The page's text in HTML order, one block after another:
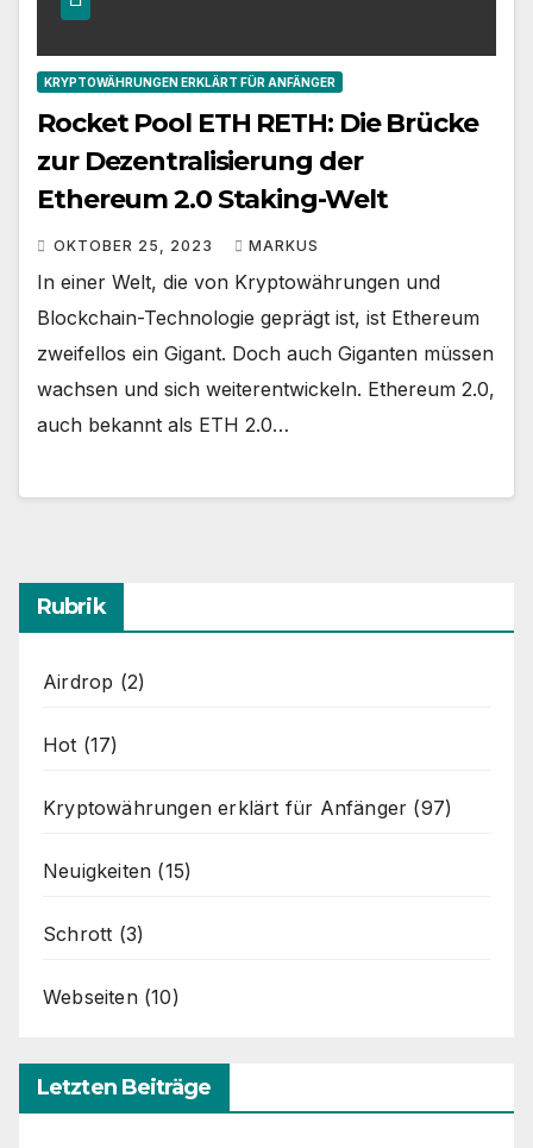
KRYPTOWÄHRUNGEN ERKLÄRT FÜR ANFÄNGER
Rocket Pool ETH RETH: Die Brücke
zur Dezentralisierung der
Ethereum 2.0 Staking-Welt
OKTOBER 25, 2023 MARKUS
In einer Welt, die von Kryptowährungen und
Blockchain-Technologie geprägt ist, ist Ethereum
zweifellos ein Gigant. Doch auch Giganten müssen
wachsen und sich weiterentwickeln. Ethereum 2.0,
auch bekannt als ETH 2.0…
Rubrik
Airdrop (2)
Hot (17)
Kryptowährungen erklärt für Anfänger (97)
Neuigkeiten (15)
Schrott (3)
Webseiten(10)
Letzten Beiträge